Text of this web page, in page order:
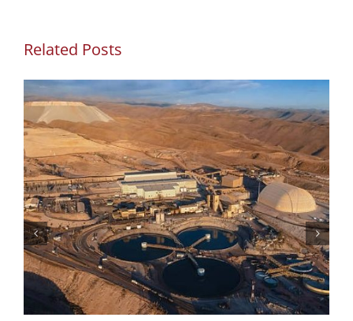
Related Posts